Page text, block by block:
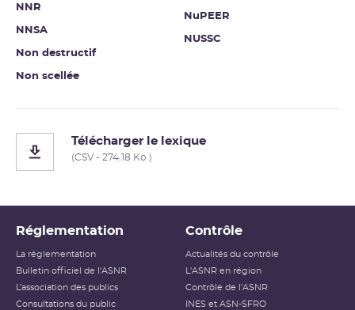
NNR
NNSA
Non destructif
Non scellée
NuPEER
NUSSC
Télécharger le lexique
(CSV - 274.18 Ko )
Réglementation
La réglementation
Bulletin officiel de l'ASNR
L’association des publics
Consultations du public
Contrôle
Actualités du contrôle
L'ASNR en région
Contrôle de l'ASNR
INES et ASN-SFRO